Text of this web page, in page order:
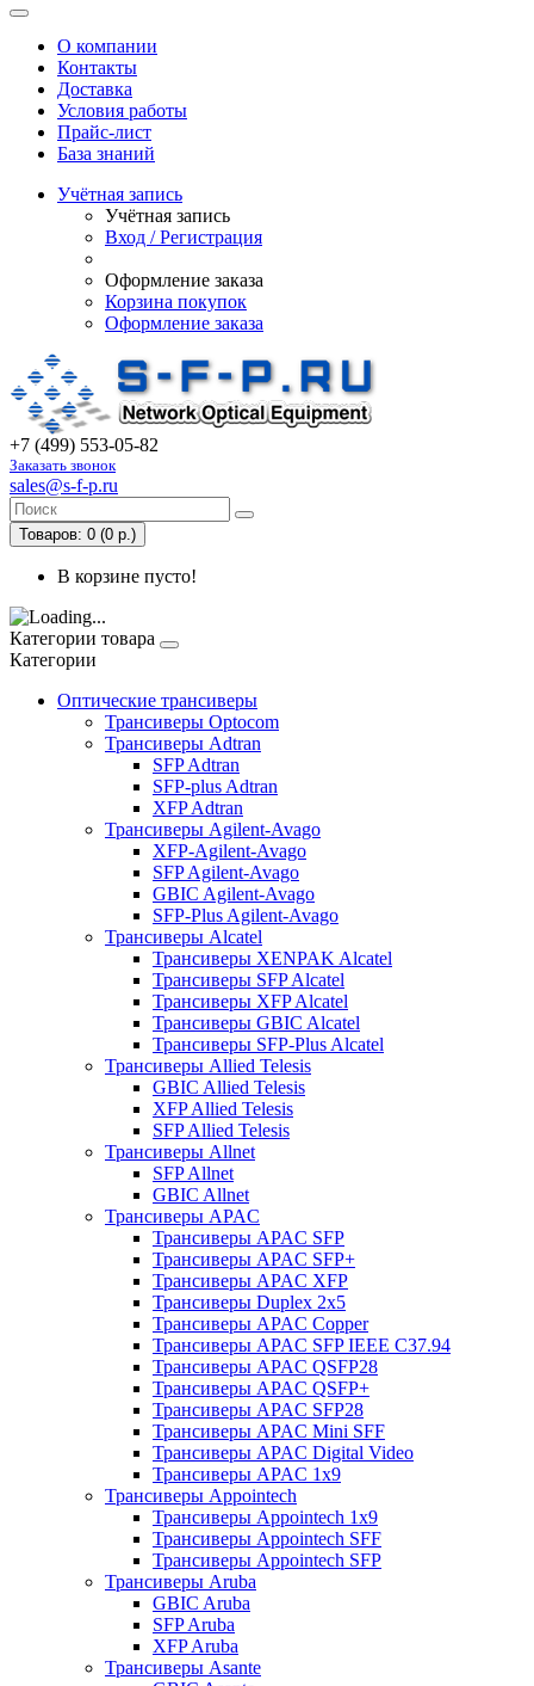
О компании
Контакты
Доставка
Условия работы
Прайс-лист
База знаний
Учётная запись
Учётная запись
Вход / Регистрация
Оформление заказа
Корзина покупок
Оформление заказа
+7 (499) 553-05-82
Заказать звонок
sales@s-f-p.ru
Товаров: 0 (0 р.)
В корзине пусто!
Категории товара
Категории
Оптические трансиверы
Трансиверы Optocom
Трансиверы Adtran
SFP Adtran
SFP-plus Adtran
XFP Adtran
Трансиверы Agilent-Avago
XFP-Agilent-Avago
SFP Agilent-Avago
GBIC Agilent-Avago
SFP-Plus Agilent-Avago
Трансиверы Alcatel
Трансиверы XENPAK Alcatel
Трансиверы SFP Alcatel
Трансиверы XFP Alcatel
Трансиверы GBIC Alcatel
Трансиверы SFP-Plus Alcatel
Трансиверы Allied Telesis
GBIC Allied Telesis
XFP Allied Telesis
SFP Allied Telesis
Трансиверы Allnet
SFP Allnet
GBIC Allnet
Трансиверы APAC
Трансиверы APAC SFP
Трансиверы APAC SFP+
Трансиверы APAC XFP
Трансиверы Duplex 2x5
Трансиверы APAC Copper
Трансиверы APAC SFP IEEE C37.94
Трансиверы APAC QSFP28
Трансиверы APAC QSFP+
Трансиверы APAC SFP28
Трансиверы APAC Mini SFF
Трансиверы APAC Digital Video
Трансиверы APAC 1x9
Трансиверы Appointech
Трансиверы Appointech 1x9
Трансиверы Appointech SFF
Трансиверы Appointech SFP
Трансиверы Aruba
GBIC Aruba
SFP Aruba
XFP Aruba
Трансиверы Asante